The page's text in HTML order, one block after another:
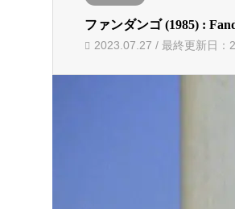
ファンダンゴ (1985) :
2023.07.27 / 最終更新日：